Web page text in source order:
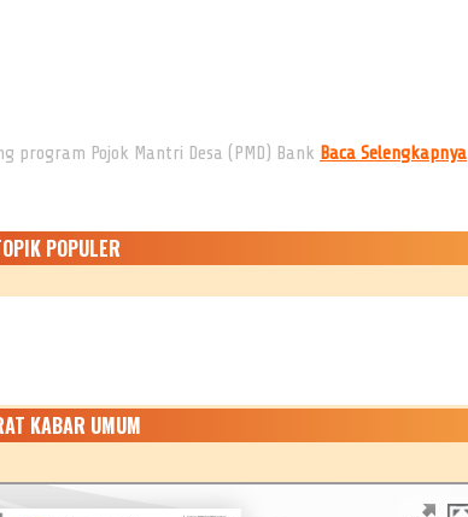
program Pojok Mantri Desa (PMD) Bank Baca Selengkapnya
POPULER
KABAR UMUM